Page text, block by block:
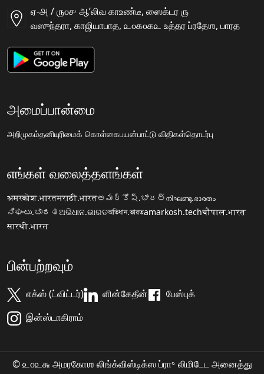
ஏ-௮ / ௫௦௪ ஆʼலிவ காஉண்டீ, ஸைக்டர ௫
வஸுந்தரா, காஜியாபாத, ௨௦௧௦௧௨ உத்தர ப்ரதேஶ, பாரத
அமைப்பான்மை
அறிமுகம்தனியுரிமைக் கொள்கைபயன்பாட்டு விதிகள்தொடர்பு
எங்கள் வலைத்தளங்கள்
अमरकोश.भारतमराठी.भारतఅమర్కోష్.భారత్നിഘണ്ടു.ഭാരതം
ನಿಘಂಟು.ಭಾರತଅଭିଧାନ.ଭାରତঅভিধান.ভারতamarkosh.techचौपाल.भारत
सारथी.भारत
பின்பற்றவும்
எக்ஸ் (ட்விட்டர்) ளின்கேதீன்
பேஸ்புக்
இன்ஸ்டாகிராம்
© ௨௦௨௬ அமரகோஶ லிங்க்விஸ்டிக்ஸ ப்ரா॰ லிமிடேட அனைத்து